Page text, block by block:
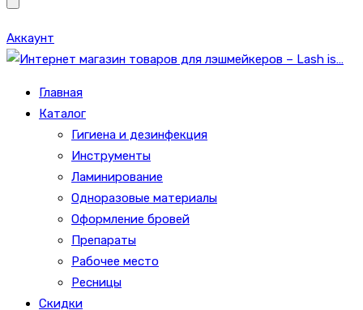
Аккаунт
Главная
Каталог
Гигиена и дезинфекция
Инструменты
Ламинирование
Одноразовые материалы
Оформление бровей
Препараты
Рабочее место
Ресницы
Скидки